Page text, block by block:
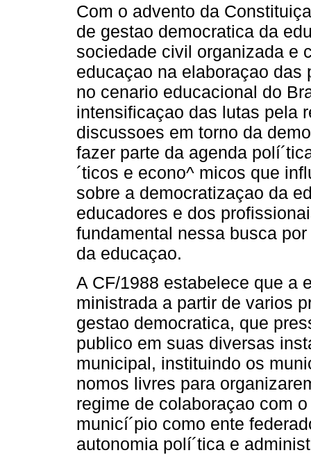
Com o advento da
de gestao democratica da
sociedade civil organizada e
educaçao na elaboraçao
no cenario educacional do
intensificaçao das lutas pela
discussoes em torno da
fazer parte da agenda
´ticos e econo^ micos que
sobre a democratizaçao da
educadores e dos
fundamental nessa busca
da educaçao.
A CF/1988 estabelece que a
ministrada a partir de varios
gestao democratica, que
publico em suas diversas
municipal, instituindo os
nomos livres para
regime de colaboraçao com
municí´pio como ente
autonomia polí´tica e